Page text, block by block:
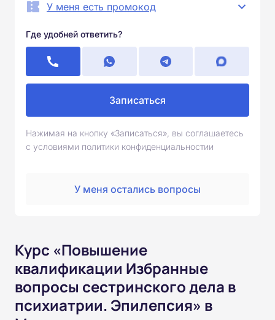
У меня есть промокод
Где удобней ответить?
Записаться
Нажимая на кнопку «Записаться», вы соглашаетесь
с условиями политики конфиденциальностии
У меня остались вопросы
Курс «Повышение
квалификации Избранные
вопросы сестринского дела в
психиатрии. Эпилепсия» в